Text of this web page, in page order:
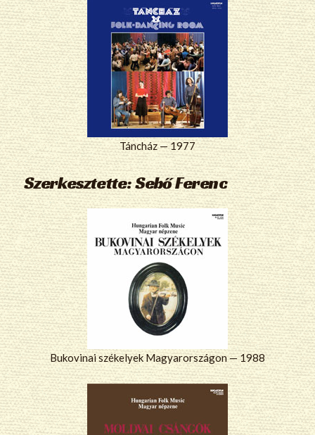
Táncház — 1977
Szerkesztette: Sebő Ferenc
Bukovinai székelyek Magyarországon — 1988